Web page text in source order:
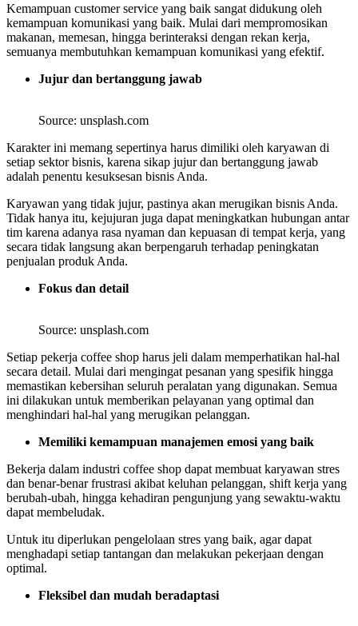
Kemampuan customer service yang baik sangat didukung oleh
kemampuan komunikasi yang baik. Mulai dari mempromosikan
makanan, memesan, hingga berinteraksi dengan rekan kerja,
semuanya membutuhkan kemampuan komunikasi yang efektif.
Jujur dan bertanggung jawab
Source: unsplash.com
Karakter ini memang sepertinya harus dimiliki oleh karyawan di
setiap sektor bisnis, karena sikap jujur dan bertanggung jawab
adalah penentu kesuksesan bisnis Anda.
Karyawan yang tidak jujur, pastinya akan merugikan bisnis Anda.
Tidak hanya itu, kejujuran juga dapat meningkatkan hubungan antar
tim karena adanya rasa nyaman dan kepuasan di tempat kerja, yang
secara tidak langsung akan berpengaruh terhadap peningkatan
penjualan produk Anda.
Fokus dan detail
Source: unsplash.com
Setiap pekerja coffee shop harus jeli dalam memperhatikan hal-hal
secara detail. Mulai dari mengingat pesanan yang spesifik hingga
memastikan kebersihan seluruh peralatan yang digunakan. Semua
ini dilakukan untuk memberikan pelayanan yang optimal dan
menghindari hal-hal yang merugikan pelanggan.
Memiliki kemampuan manajemen emosi yang baik
Bekerja dalam industri coffee shop dapat membuat karyawan stres
dan benar-benar frustrasi akibat keluhan pelanggan, shift kerja yang
berubah-ubah, hingga kehadiran pengunjung yang sewaktu-waktu
dapat membeludak.
Untuk itu diperlukan pengelolaan stres yang baik, agar dapat
menghadapi setiap tantangan dan melakukan pekerjaan dengan
optimal.
Fleksibel dan mudah beradaptasi